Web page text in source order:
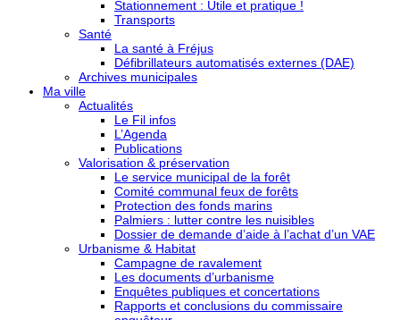
Stationnement : Utile et pratique !
Transports
Santé
La santé à Fréjus
Défibrillateurs automatisés externes (DAE)
Archives municipales
Ma ville
Actualités
Le Fil infos
L’Agenda
Publications
Valorisation & préservation
Le service municipal de la forêt
Comité communal feux de forêts
Protection des fonds marins
Palmiers : lutter contre les nuisibles
Dossier de demande d’aide à l’achat d’un VAE
Urbanisme & Habitat
Campagne de ravalement
Les documents d’urbanisme
Enquêtes publiques et concertations
Rapports et conclusions du commissaire